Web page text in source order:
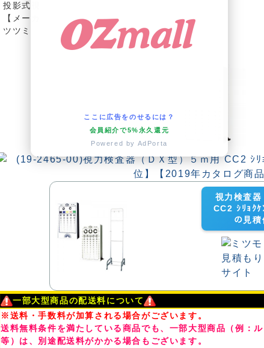
投影式視力検査装置
【メーカー名】
ツツミ
視力検査
CC2 ｼﾘｮｸ
の見
一部大型商品の配送料について
※送料・手数料が加算される場合がございます。
送料無料条件を満たしている商品でも、一部大型商品（例：
等）は、別途配送料がかかる場合もございます。
ここに広告をのせるには？
会員紹介で5%永久還元
Powered by AdPorta